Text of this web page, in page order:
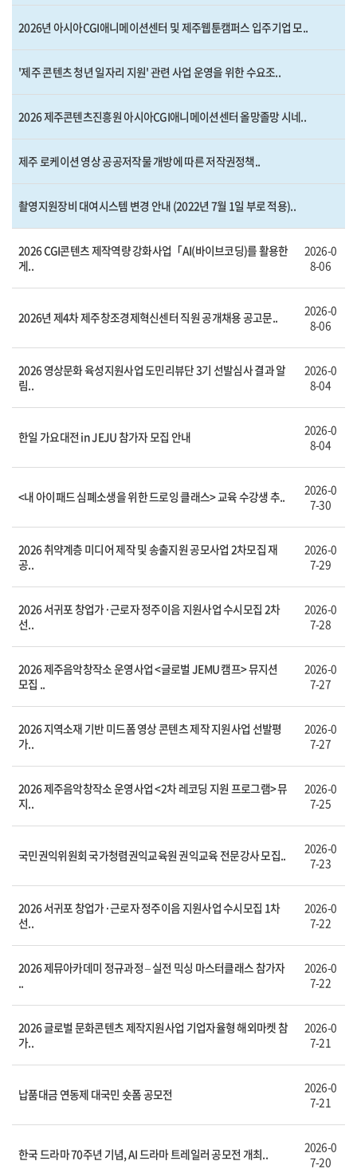
2026년 아시아CGI애니메이션센터 및 제주웹툰캠퍼스 입주기업 모..
'제주 콘텐츠 청년 일자리 지원' 관련 사업 운영을 위한 수요조..
2026 제주콘텐츠진흥원 아시아CGI애니메이션센터 올망졸망 시네..
제주 로케이션 영상 공공저작물 개방에 따른 저작권정책..
촬영지원장비 대여시스템 변경 안내 (2022년 7월 1일 부로 적용)..
2026 CGI콘텐츠 제작역량 강화사업「AI(바이브코딩)를 활용한
게..
2026-0
8-06
2026년 제4차 제주창조경제혁신센터 직원 공개채용 공고문..
2026-0
8-06
2026 영상문화 육성지원사업 도민리뷰단 3기 선발심사 결과 알
림..
2026-0
8-04
한일 가요대전 in JEJU 참가자 모집 안내
2026-0
8-04
<내 아이패드 심폐소생을 위한 드로잉 클래스> 교육 수강생 추..
2026-0
7-30
2026 취약계층 미디어 제작 및 송출지원 공모사업 2차모집 재
공..
2026-0
7-29
2026 서귀포 창업가·근로자 정주이음 지원사업 수시모집 2차
선..
2026-0
7-28
2026 제주음악창작소 운영사업 <글로벌 JEMU 캠프> 뮤지션
모집 ..
2026-0
7-27
2026 지역소재 기반 미드폼 영상 콘텐츠 제작 지원사업 선발평
가..
2026-0
7-27
2026 제주음악창작소 운영사업 <2차 레코딩 지원 프로그램> 뮤
지..
2026-0
7-25
국민권익위원회 국가청렴권익교육원 권익교육 전문강사 모집..
2026-0
7-23
2026 서귀포 창업가·근로자 정주이음 지원사업 수시모집 1차
선..
2026-0
7-22
2026 제뮤아카데미 정규과정 – 실전 믹싱 마스터클래스 참가자
..
2026-0
7-22
2026 글로벌 문화콘텐츠 제작지원사업 기업자율형 해외마켓 참
가..
2026-0
7-21
납품대금 연동제 대국민 숏폼 공모전
2026-0
7-21
한국 드라마 70주년 기념, AI 드라마 트레일러 공모전 개최..
2026-0
7-20